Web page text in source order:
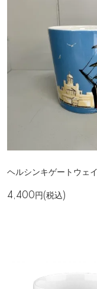
ヘルシンキゲートウェ
4,400円(税込)